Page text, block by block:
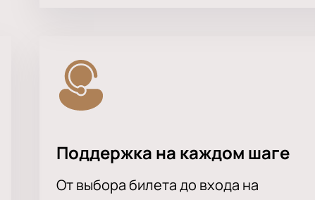
Поддержка на каждом шаге
От выбора билета до входа на